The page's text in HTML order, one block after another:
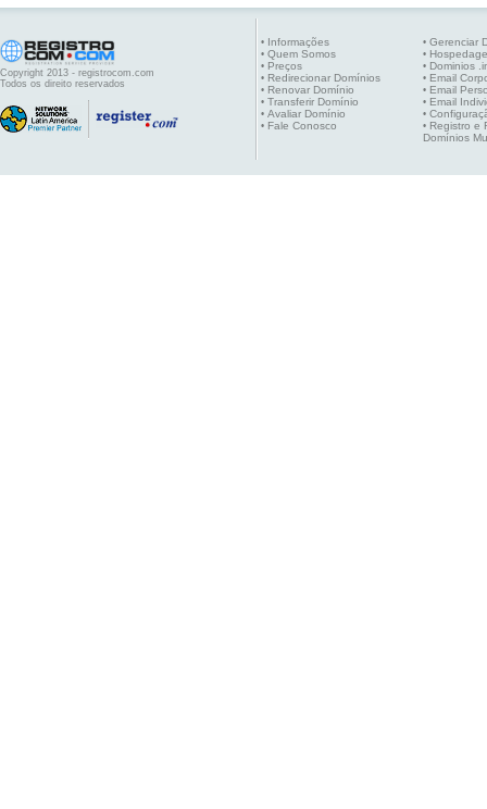
Copyright 2013 - registrocom.com
Todos os direito reservados
• Informações
• Quem Somos
• Preços
• Redirecionar Domínios
• Renovar Domínio
• Transferir Domínio
• Avaliar Domínio
• Fale Conosco
• Gerenciar
•
• Dominios
• Email
• Email
• Email
•
• Registro e
Domínios